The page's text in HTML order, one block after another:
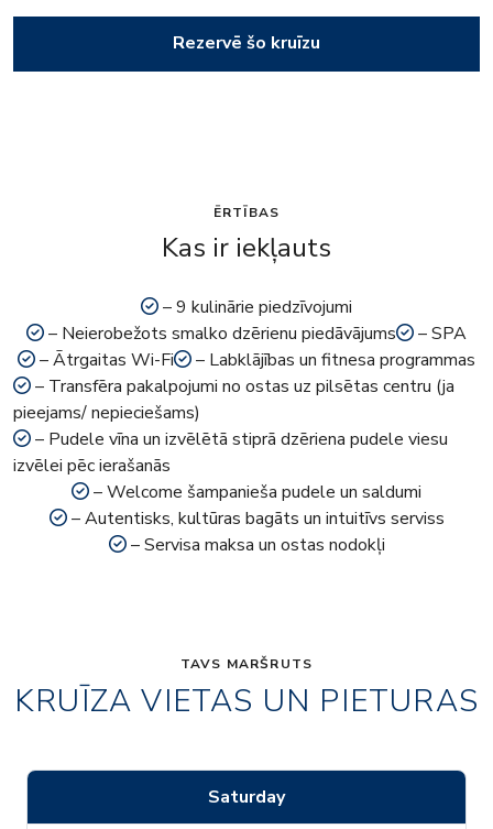
Rezervē šo kruīzu
ĒRTĪBAS
Kas ir iekļauts
– 9 kulinārie piedzīvojumi
– Neierobežots smalko dzērienu piedāvājums
– SPA
– Ātrgaitas Wi-Fi
– Labklājības un fitnesa programmas
– Transfēra pakalpojumi no ostas uz pilsētas centru (ja
pieejams/ nepieciešams)
– Pudele vīna un izvēlētā stiprā dzēriena pudele viesu
izvēlei pēc ierašanās
– Welcome šampanieša pudele un saldumi
– Autentisks, kultūras bagāts un intuitīvs serviss
– Servisa maksa un ostas nodokļi
TAVS MARŠRUTS
KRUĪZA VIETAS UN PIETURAS
Saturday